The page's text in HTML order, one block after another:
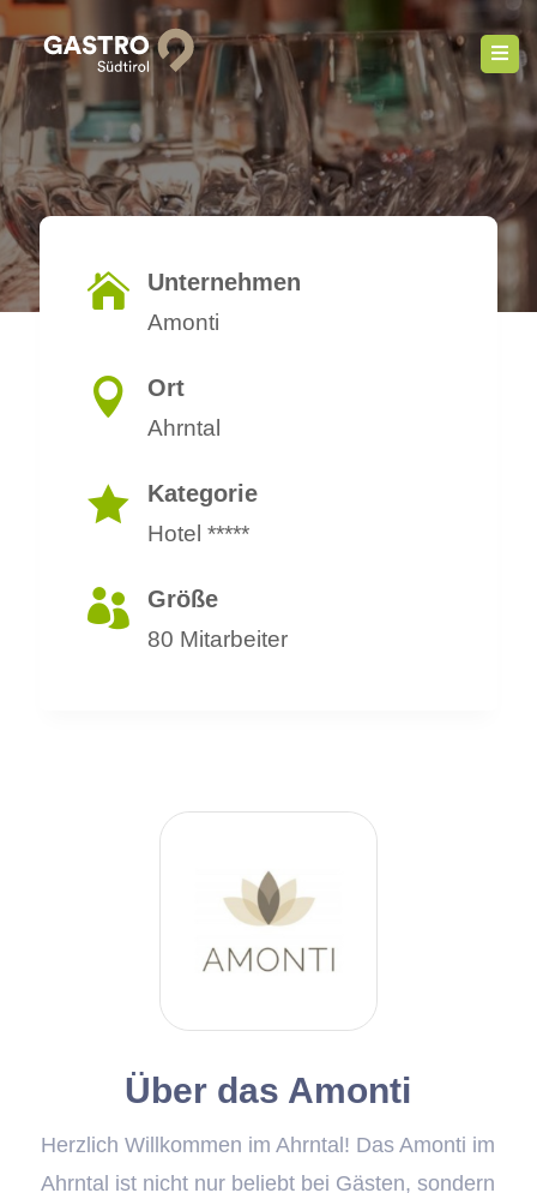
 Unternehmen
Amonti
 Ort
Ahrntal
 Kategorie
Hotel *****
 Größe
80 Mitarbeiter
Über das Amonti
Herzlich Willkommen im Ahrntal! Das Amonti im
Ahrntal ist nicht nur beliebt bei Gästen, sondern